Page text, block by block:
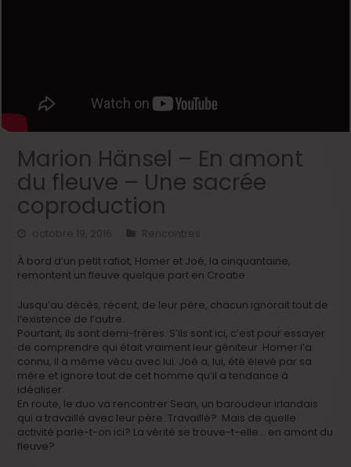
Marion Hänsel – En amont
du fleuve – Une sacrée
coproduction
octobre 19, 2016
Rencontres
À bord d’un petit rafiot, Homer et Joé, la cinquantaine,
remontent un fleuve quelque part en Croatie
Jusqu’au décès, récent, de leur père, chacun ignorait tout de
l’existence de l’autre.
Pourtant, ils sont demi-frères. S’ils sont ici, c’est pour essayer
de comprendre qui était vraiment leur géniteur. Homer l’a
connu, il a même vécu avec lui. Joé a, lui, été élevé par sa
mère et ignore tout de cet homme qu’il a tendance à
idéaliser.
En route, le duo va rencontrer Sean, un baroudeur irlandais
qui a travaillé avec leur père. Travaillé? Mais de quelle
activité parle-t-on ici? La vérité se trouve-t-elle… en amont du
fleuve?